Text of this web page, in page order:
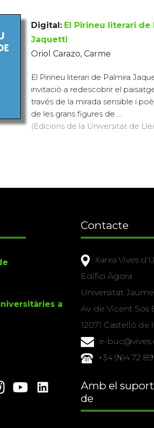
Digital: El Pirineu literari de
Jaquetti
Oriol Carazo, Carme
El Pirineu literari de Palmira
invitació a redescobrir el
través de la mirada sensible i
de les grans figures de ...
(Edicions de la Universitat de
a
Contacte
Xarxa Vives
Edifici Àgora
Universitat Jaume
Av. de Vicent Sos
12071 Castelló de
e-
+34 964 72
Amb el suport
de